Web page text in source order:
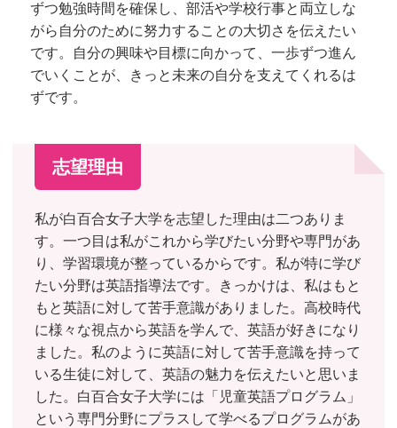
ずつ勉強時間を確保し、部活や学校行事と両立しな
がら自分のために努力することの大切さを伝えたい
です。自分の興味や目標に向かって、一歩ずつ進ん
でいくことが、きっと未来の自分を支えてくれるは
ずです。
志望理由
私が白百合女子大学を志望した理由は二つありま
す。一つ目は私がこれから学びたい分野や専門があ
り、学習環境が整っているからです。私が特に学び
たい分野は英語指導法です。きっかけは、私はもと
もと英語に対して苦手意識がありました。高校時代
に様々な視点から英語を学んで、英語が好きになり
ました。私のように英語に対して苦手意識を持って
いる生徒に対して、英語の魅力を伝えたいと思いま
した。白百合女子大学には「児童英語プログラム」
という専門分野にプラスして学べるプログラムがあ